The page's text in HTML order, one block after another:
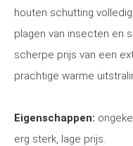
houten schutting
plagen van insecten en
scherpe prijs van een
prachtige warme
Eigenschappen:
erg sterk, lage prijs.